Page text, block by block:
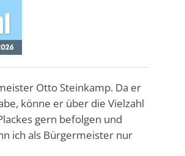
Otto Steinkamp. Da er
könne er über die Vielzahl
gern befolgen und
ich als Bürgermeister nur